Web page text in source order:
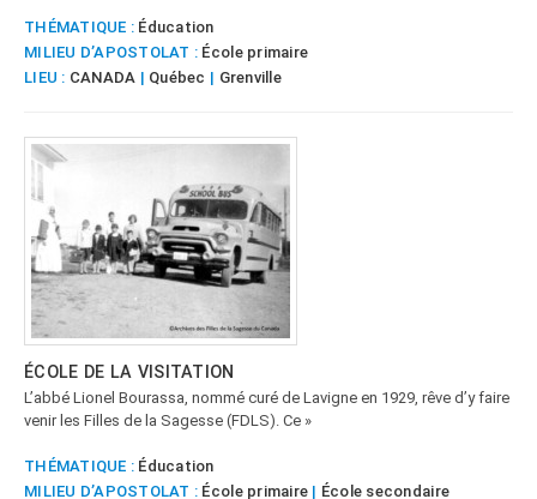
THÉMATIQUE : Éducation
MILIEU D’APOSTOLAT : École primaire
LIEU : CANADA | Québec | Grenville
ÉCOLE DE LA VISITATION
L’abbé Lionel Bourassa, nommé curé de Lavigne en 1929, rêve d’y faire
venir les Filles de la Sagesse (FDLS). Ce »
THÉMATIQUE : Éducation
MILIEU D’APOSTOLAT : École primaire | École secondaire